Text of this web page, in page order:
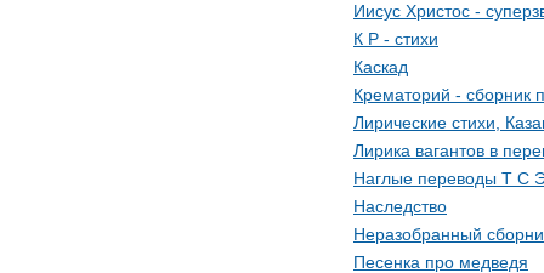
Иисус Христос -
К Р - стихи
Каскад
Крематорий - сборник
Лиpические стихи,
Лирика вагантов в
Наглые переводы Т С
Наследство
Неразобранный
Песенка про медведя